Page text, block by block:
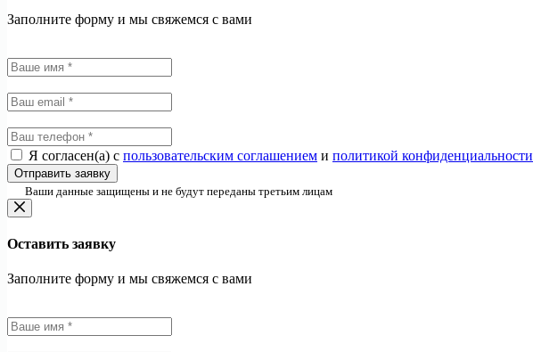
Заполните форму и мы свяжемся с вами
Я согласен(а) с пользовательским соглашением и политикой конфиденциальности
Отправить заявку
Ваши данные защищены и не будут переданы третьим лицам
Оставить заявку
Заполните форму и мы свяжемся с вами